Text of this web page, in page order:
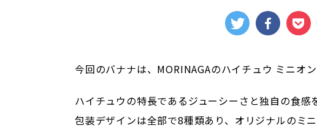
今回のバナナは、MORINAGAのハイチュウ ミニオン
ハイチュウの特長であるジューシーさと独自の食
包装デザインは全部で8種類あり、オリジナルのミ